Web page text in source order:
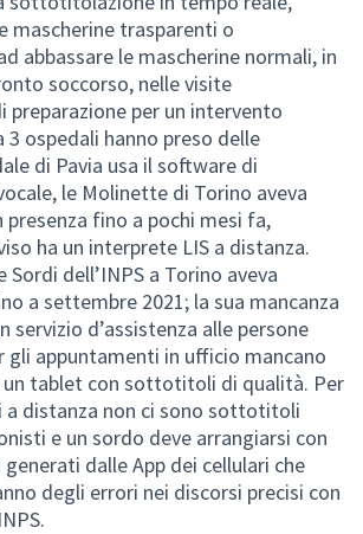
mascherine trasparenti o
abbassare le mascherine normali, in
soccorso, nelle visite
preparazione per un intervento
3 ospedali hanno preso delle
di Pavia usa il software di
le Molinette di Torino aveva
presenza fino a pochi mesi fa,
ha un interprete LIS a distanza.
Sordi dell’INPS a Torino aveva
a settembre 2021; la sua mancanza
servizio d’assistenza alle persone
gli appuntamenti in ufficio mancano
un tablet con sottotitoli di qualità. Per
a distanza non ci sono sottotitoli
e un sordo deve arrangiarsi con
dalle App dei cellulari che
degli errori nei discorsi precisi con